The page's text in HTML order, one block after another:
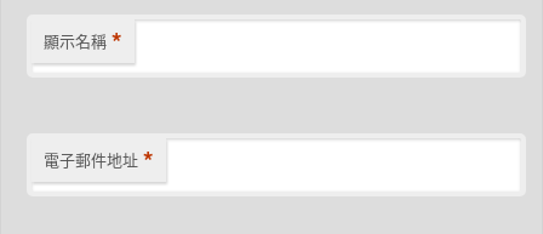
顯示名稱 *
電子郵件地址 *